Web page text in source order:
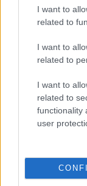
I want to
related to
I want to
related to
I want to
related to
functionality
user
E3 2017 -
| 2017.05.18
Újabb részletek
erősít majd a PC
távolmaradni a